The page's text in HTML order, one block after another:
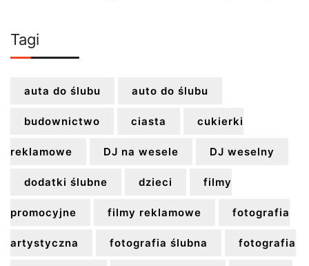
Tagi
auta do ślubu auto do ślubu
budownictwo ciasta cukierki
reklamowe DJ na wesele DJ weselny
dodatki ślubne dzieci filmy
promocyjne filmy reklamowe fotografia
artystyczna fotografia ślubna fotografia